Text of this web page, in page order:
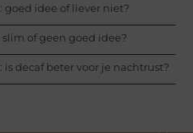
goed idee of liever niet?
of geen goed idee?
decaf beter voor je nachtrust?